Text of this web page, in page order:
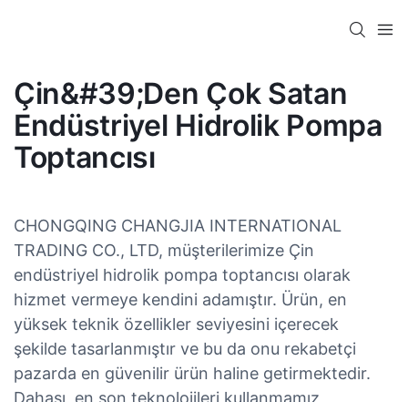
Çin&#39;den Çok Satan
Endüstriyel Hidrolik Pompa
Toptancısı
CHONGQING CHANGJIA INTERNATIONAL
TRADING CO., LTD, müşterilerimize Çin
endüstriyel hidrolik pompa toptancısı olarak
hizmet vermeye kendini adamıştır. Ürün, en
yüksek teknik özellikler seviyesini içerecek
şekilde tasarlanmıştır ve bu da onu rekabetçi
pazarda en güvenilir ürün haline getirmektedir.
Dahası, en son teknolojileri kullanmamız